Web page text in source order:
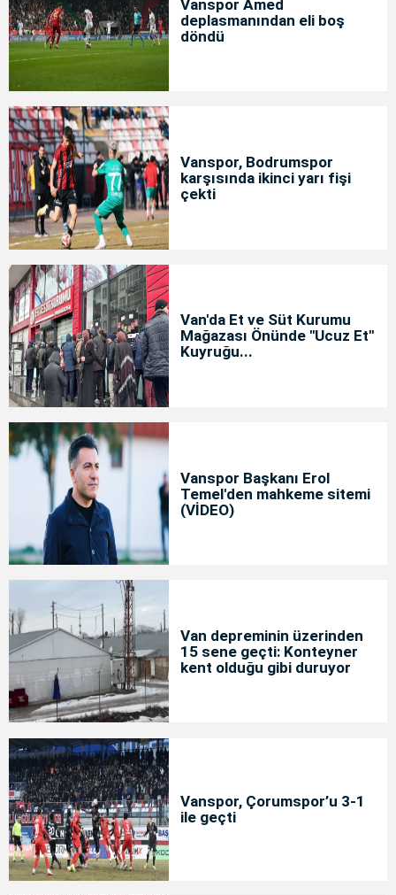
Vanspor Amed
deplasmanından eli boş
döndü
Vanspor, Bodrumspor
karşısında ikinci yarı fişi
çekti
Van'da Et ve Süt Kurumu
Mağazası Önünde "Ucuz Et"
Kuyruğu...
Vanspor Başkanı Erol
Temel'den mahkeme sitemi
(VİDEO)
Van depreminin üzerinden
15 sene geçti: Konteyner
kent olduğu gibi duruyor
Vanspor, Çorumspor’u 3-1
ile geçti